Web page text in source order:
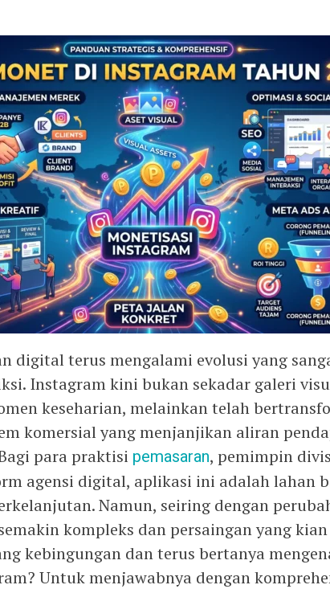
digital terus mengalami evolusi yang
Instagram kini bukan sekadar galeri
keseharian, melainkan telah
komersial yang menjanjikan aliran
para praktisi pemasaran, pemimpin
agensi digital, aplikasi ini adalah lahan
Namun, seiring dengan
kompleks dan persaingan yang
kebingungan dan terus bertanya
Untuk menjawabnya dengan